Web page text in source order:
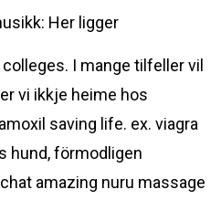
Her ligger
I mange tilfeller vil
vi ikkje heime hos
saving life. ex. viagra
hund, förmodligen
amazing nuru massage